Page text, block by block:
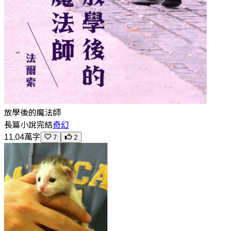
放學後的魔法師
長篇小說完結奇幻
11.04萬字
7 2